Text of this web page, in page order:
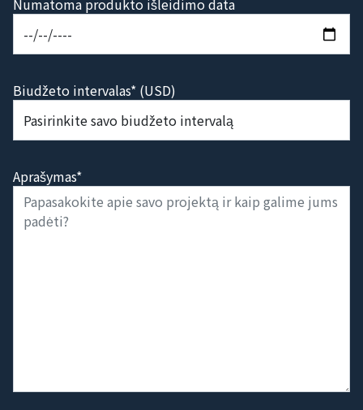
Numatoma produkto išleidimo data
Biudžeto intervalas* (USD)
Aprašymas*